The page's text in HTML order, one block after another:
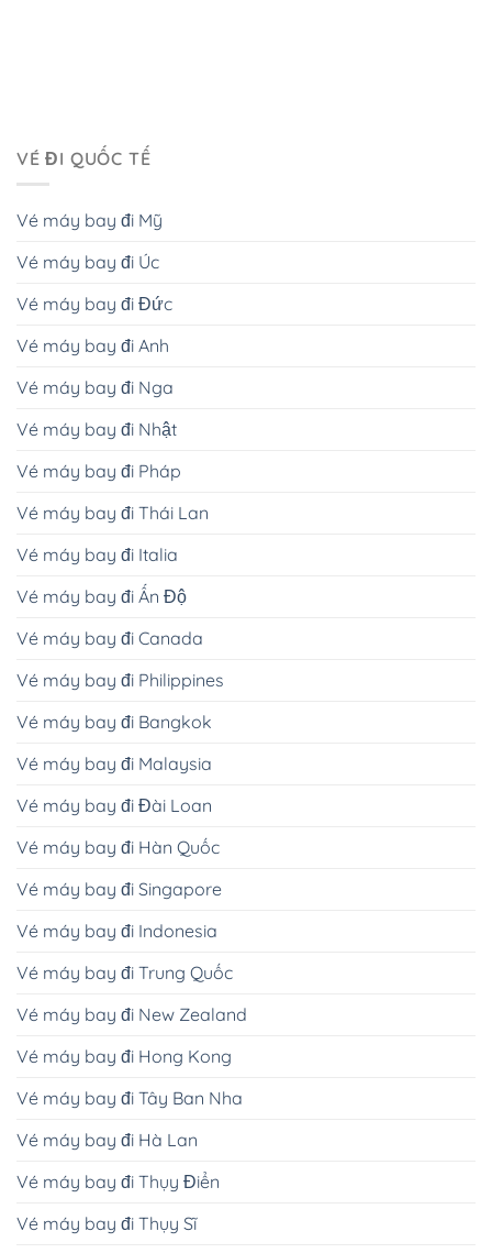
VÉ ĐI QUỐC TẾ
Vé máy bay đi Mỹ
Vé máy bay đi Úc
Vé máy bay đi Đức
Vé máy bay đi Anh
Vé máy bay đi Nga
Vé máy bay đi Nhật
Vé máy bay đi Pháp
Vé máy bay đi Thái Lan
Vé máy bay đi Italia
Vé máy bay đi Ấn Độ
Vé máy bay đi Canada
Vé máy bay đi Philippines
Vé máy bay đi Bangkok
Vé máy bay đi Malaysia
Vé máy bay đi Đài Loan
Vé máy bay đi Hàn Quốc
Vé máy bay đi Singapore
Vé máy bay đi Indonesia
Vé máy bay đi Trung Quốc
Vé máy bay đi New Zealand
Vé máy bay đi Hong Kong
Vé máy bay đi Tây Ban Nha
Vé máy bay đi Hà Lan
Vé máy bay đi Thụy Điển
Vé máy bay đi Thụy Sĩ